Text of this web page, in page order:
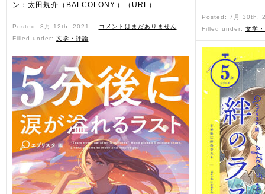
ン：太田規介（BALCOLONY.）（URL）
Posted: 8月 12th, 2021 ˑ
コメントはまだありません
Filled under: 文学・評論
Posted: 7月 30th,
Filled under: 文学